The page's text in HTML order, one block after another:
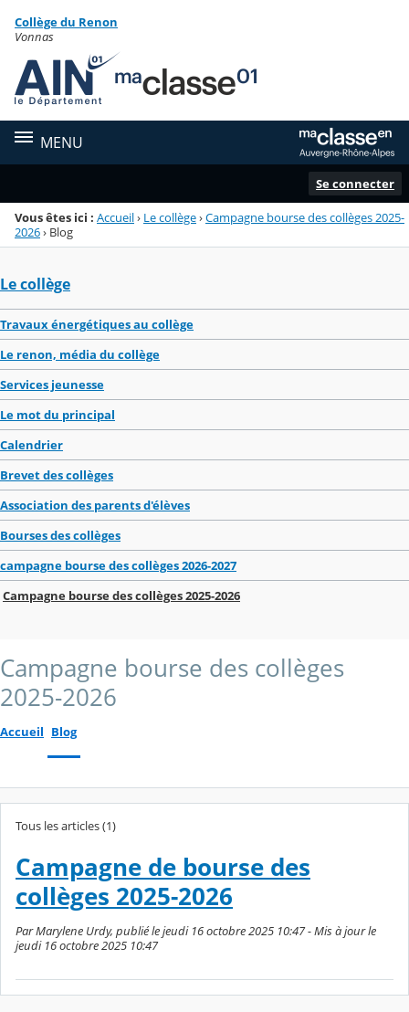
Menu de la rubrique
Contenu
Collège du Renon
Vonnas
MENU
Se connecter
Vous êtes ici : Accueil› Le collège›Campagne bourse des collèges 2025-
2026› Blog
Le collège
Travaux énergétiques au collège
Le renon, média du collège
Services jeunesse
Le mot du principal
Calendrier
Brevet des collèges
Association des parents d'élèves
Bourses des collèges
campagne bourse des collèges 2026-2027
Campagne bourse des collèges 2025-2026
Campagne bourse des collèges
2025-2026
Accueil Blog
Tous les articles (1)
Campagne de bourse des
collèges 2025-2026
Par Marylene Urdy, publié le jeudi 16 octobre 2025 10:47 - Mis à jour le
jeudi 16 octobre 2025 10:47